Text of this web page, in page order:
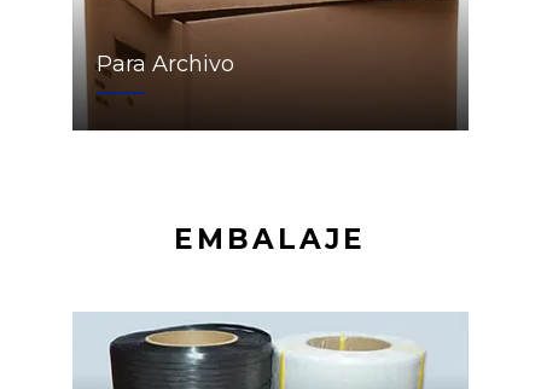
Para Archivo
EMBALAJE